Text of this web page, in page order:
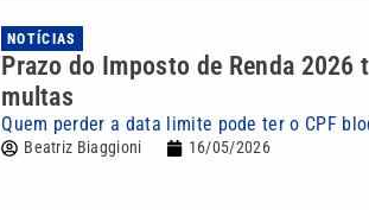
NOTÍCIAS
Prazo do Imposto de Renda
multas
Quem perder a data limite pode ter o CPF
Beatriz Biaggioni 16/05/2026